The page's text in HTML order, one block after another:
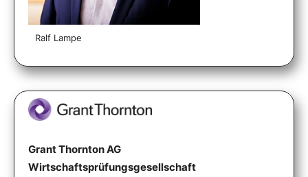
Ralf Lampe
Grant Thornton AG
Wirtschaftsprüfungsgesellschaft